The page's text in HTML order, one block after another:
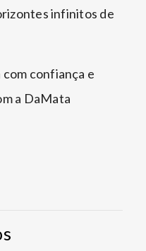
infinitos de
confiança e
a DaMata